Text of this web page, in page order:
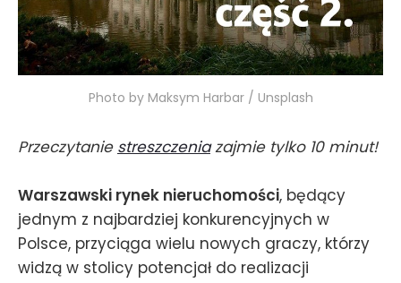
Photo by Maksym Harbar / Unsplash
Przeczytanie streszczeniazajmie tylko 10 minut!
Warszawski rynek nieruchomości, będący
jednym z najbardziej konkurencyjnych w
Polsce, przyciąga wielu nowych graczy, którzy
widzą w stolicy potencjał do realizacji